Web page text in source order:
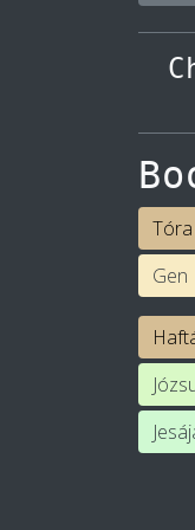
Tóra
Gen